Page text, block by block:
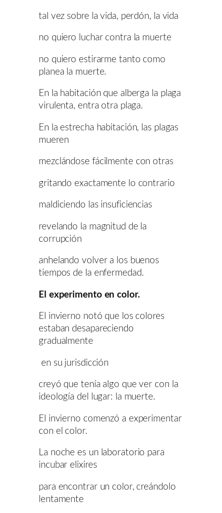
tal vez sobre la vida, perdón, la vida
no quiero luchar contra la muerte
no quiero estirarme tanto como
planea la muerte.
En la habitación que alberga la plaga
virulenta, entra otra plaga.
En la estrecha habitación, las plagas
mueren
mezclándose fácilmente con otras
gritando exactamente lo contrario
maldiciendo las insuficiencias
revelando la magnitud de la
corrupción
anhelando volver a los buenos
tiempos de la enfermedad.
El experimento en color.
El invierno notó que los colores
estaban desapareciendo
gradualmente
en su jurisdicción
creyó que tenía algo que ver con la
ideología del lugar: la muerte.
El invierno comenzó a experimentar
con el color.
La noche es un laboratorio para
incubar elixires
para encontrar un color, creándolo
lentamente